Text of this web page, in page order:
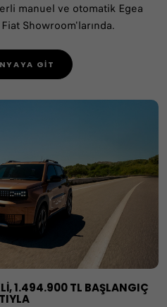
manuel ve otomatik Egea
Showroom'larında.
GİT
1.494.900 TL BAŞLANGIÇ